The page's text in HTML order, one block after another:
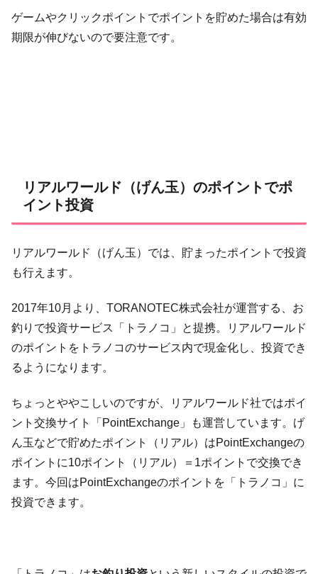
ゲームやクリックポイントでポイントを貯めた場合は有効
期限が伸びないので要注意です。
リアルワールド（げん玉）のポイントでポ
イント投資
リアルワールド（げん玉）では、貯まったポイントで投資
も行えます。
2017年10月より、TORANOTEC株式会社が運営する、お
釣りで投資サービス「トラノコ」と提携。リアルワールド
のポイントをトラノコのサービス内で現金化し、投資でき
るようになります。
ちょっとややこしいのですが、リアルワールド社ではポイ
ント交換サイト「PointExchange」も運営しています。げ
ん玉などで貯めたポイント（リアル）はPointExchangeの
ポイントに10ポイント（リアル）＝1ポイントで交換でき
ます。今回はPointExchangeのポイントを「トラノコ」に
投資できます。